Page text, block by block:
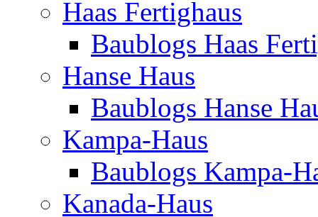
Haas Fertighaus
Baublogs Haas
Hanse Haus
Baublogs Hanse
Kampa-Haus
Baublogs Kampa-
Kanada-Haus